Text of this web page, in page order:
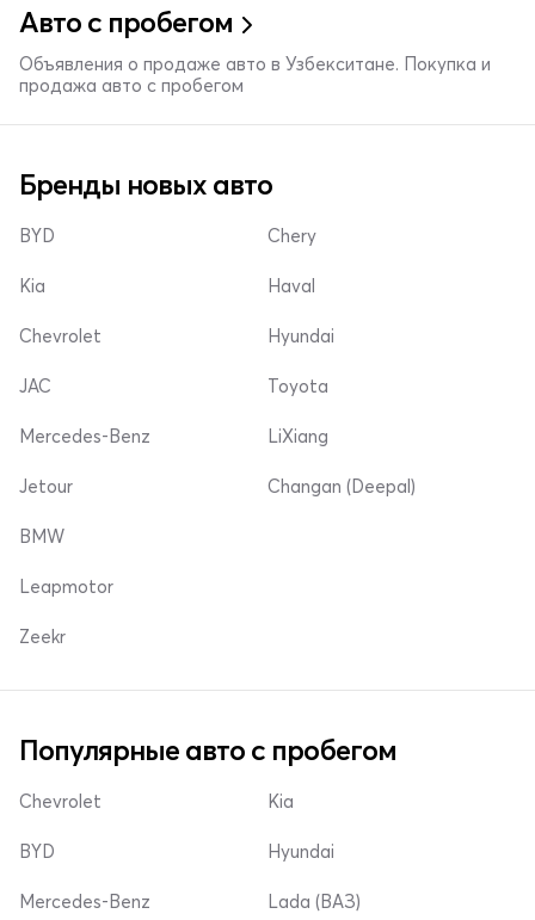
Авто с пробегом
Объявления о продаже авто в Узбекситане. Покупка и
продажа авто с пробегом
Бренды новых авто
BYD
Kia
Chevrolet
Chery
Haval
Hyundai
JAC
Mercedes-Benz
Jetour
Toyota
LiXiang
Changan (Deepal)
BMW
Leapmotor
Zeekr
Популярные авто с пробегом
Chevrolet
BYD
Mercedes-Benz
Kia
Hyundai
Lada (ВАЗ)